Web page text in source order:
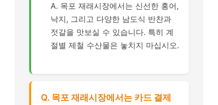
A. 목포 재래시장에서는 신선한 홍어,
낙지, 그리고 다양한 남도식 반찬과
젓갈을 맛보실 수 있습니다. 특히 계
절별 제철 수산물은 놓치지 마십시오.
Q. 목포 재래시장에서는 카드 결제